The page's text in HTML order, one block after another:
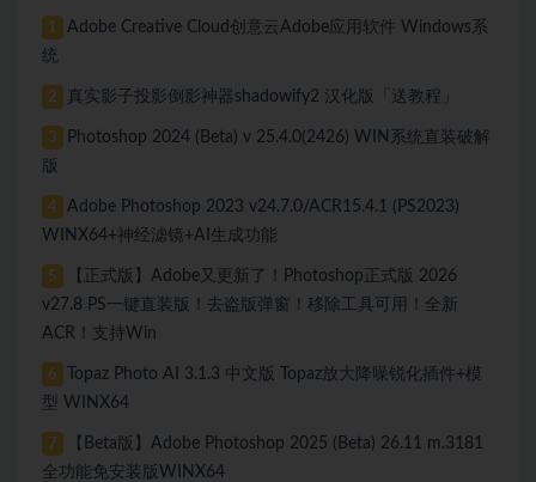
1
Adobe Creative Cloud创意云Adobe应用软件 Windows系
统
2 真实影子投影倒影神器shadowify2 汉化版「送教程」
3
Photoshop 2024 (Beta) v 25.4.0(2426) WIN系统直装破解
版
4
Adobe Photoshop 2023 v24.7.0/ACR15.4.1 (PS2023)
WINX64+神经滤镜+AI生成功能
5
【正式版】Adobe又更新了！Photoshop正式版 2026
v27.8 PS一键直装版！去盗版弹窗！移除工具可用！全新
ACR！支持Win
6
Topaz Photo AI 3.1.3 中文版 Topaz放大降噪锐化插件+模
型 WINX64
7
【Beta版】Adobe Photoshop 2025 (Beta) 26.11 m.3181
全功能免安装版WINX64